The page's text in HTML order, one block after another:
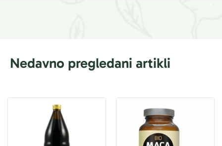
Nedavno pregledani artikli